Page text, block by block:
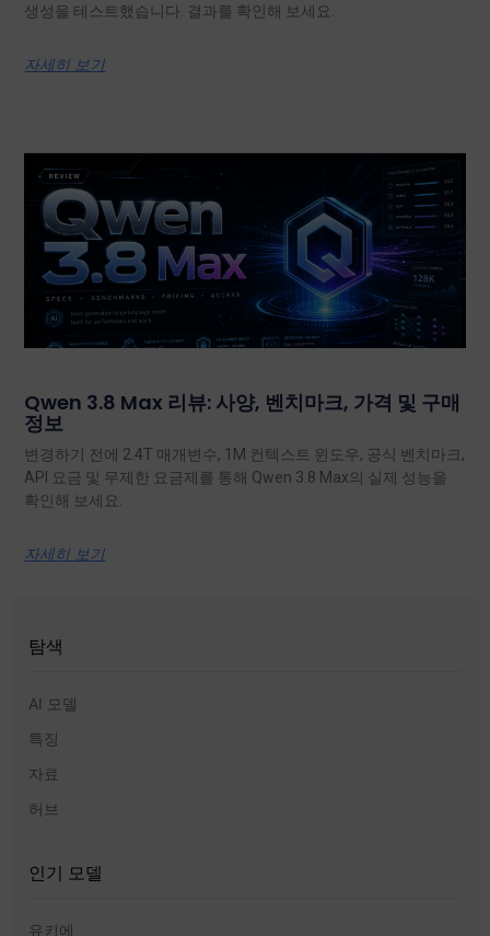
생성을 테스트했습니다. 결과를 확인해 보세요.
자세히 보기
Qwen 3.8 Max 리뷰: 사양, 벤치마크, 가격 및 구매
정보
변경하기 전에 2.4T 매개변수, 1M 컨텍스트 윈도우, 공식 벤치마크,
API 요금 및 무제한 요금제를 통해 Qwen 3.8 Max의 실제 성능을
확인해 보세요.
자세히 보기
탐색
AI 모델
특징
자료
허브
인기 모델
유키에